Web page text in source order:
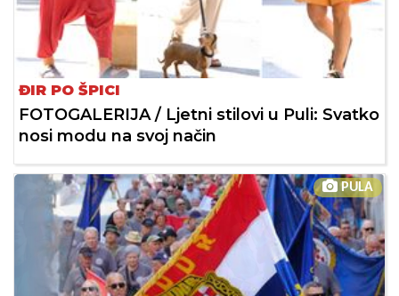
ĐIR PO ŠPICI
FOTOGALERIJA / Ljetni stilovi u Puli: Svatko
nosi modu na svoj način
PULA